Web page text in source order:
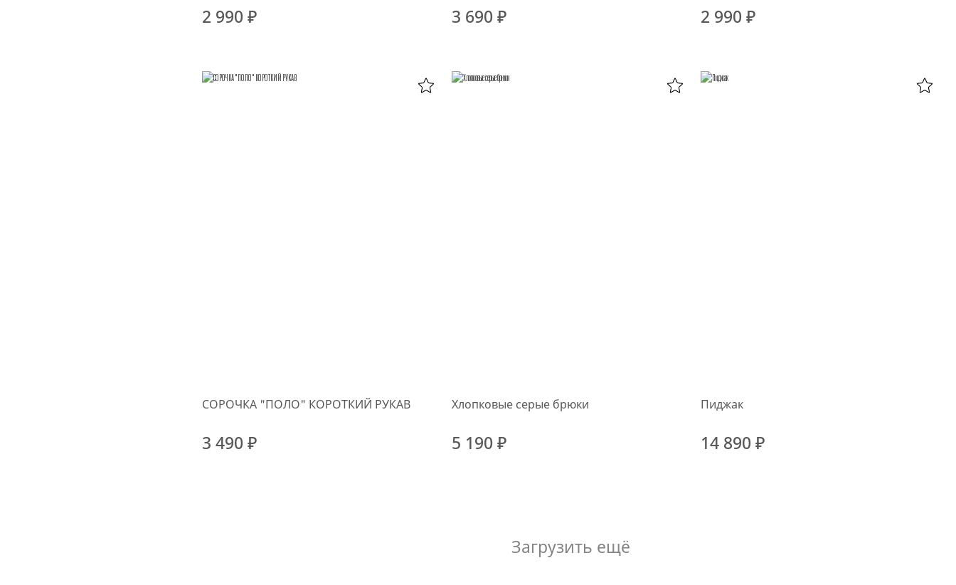
2 990 ₽ 3 690 ₽ 2 990 ₽
СОРОЧКА "ПОЛО" КОРОТКИЙ РУКАВ
3 490 ₽
Хлопковые серые брюки
5 190 ₽
Пиджак
14 890 ₽
Загрузить ещё